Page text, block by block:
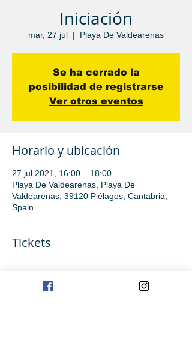
Iniciación
mar, 27 jul
  |
Playa De Valdearenas
Se ha cerrado la
posibilidad de registrarse
Ver otros eventos
Horario y ubicación
27 jul 2021, 16:00 – 18:00
Playa De Valdearenas, Playa De
Valdearenas, 39120 Piélagos, Cantabria,
Spain
Tickets
Venta finalizada